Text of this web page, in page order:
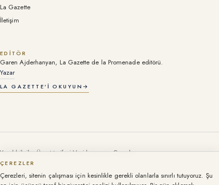
La Gazette
İletişim
EDITÖR
Garen Ajderhanyan, La Gazette de la Promenade editörü.
Yazar
LA GAZETTE'I OKUYUN →
Yasal bilgiler·Ücret tarifesi·Veri koruması·Çerezler
ÇEREZLER
Çerezleri, sitenin çalışması için kesinlikle gerekli olanlarla sınırlı tutuyoruz. Şu